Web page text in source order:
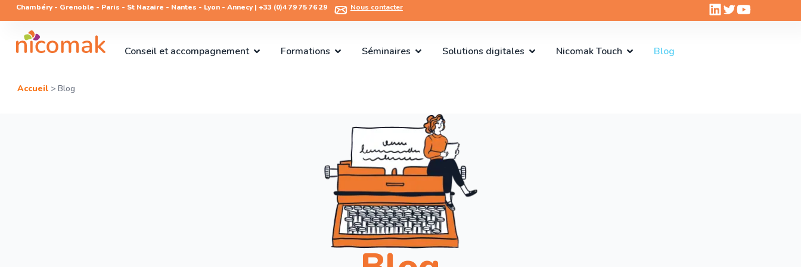
Chambéry - Grenoble - Paris - St Nazaire - Nantes - Lyon - Annecy | +33 (0)4 79 75 76 29​ Nous contacter
Conseil et accompagnement Formations Séminaires Solutions digitales Nicomak Touch Blog
Accueil> Blog